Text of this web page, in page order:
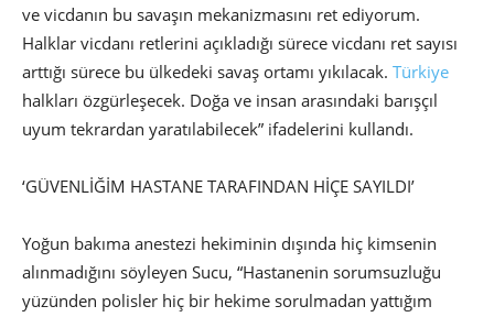
ve vicdanın bu savaşın mekanizmasını ret ediyorum.
Halklar vicdanı retlerini açıkladığı sürece vicdanı ret sayısı
arttığı sürece bu ülkedeki savaş ortamı yıkılacak. Türkiye
halkları özgürleşecek. Doğa ve insan arasındaki barışçıl
uyum tekrardan yaratılabilecek” ifadelerini kullandı.
‘GÜVENLİĞİM HASTANE TARAFINDAN HİÇE SAYILDI’
Yoğun bakıma anestezi hekiminin dışında hiç kimsenin
alınmadığını söyleyen Sucu, “Hastanenin sorumsuzluğu
yüzünden polisler hiç bir hekime sorulmadan yattığım